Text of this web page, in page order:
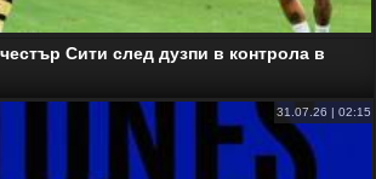
Сити след дузпи в контрола в
31.07.26 | 02:15